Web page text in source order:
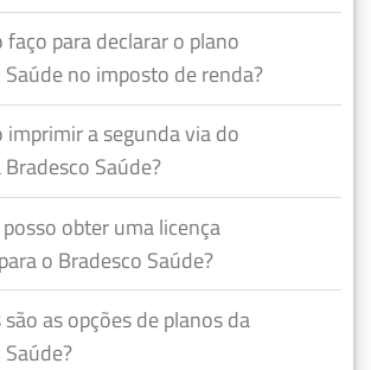
faço para declarar o plano
Saúde no imposto de renda?
imprimir a segunda via do
Saúde?
obter uma licença
o Bradesco Saúde?
são as opções de planos da